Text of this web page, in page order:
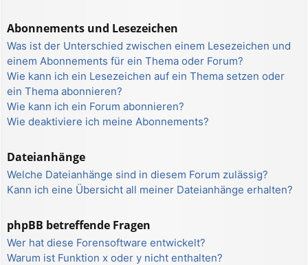
Abonnements und Lesezeichen
Was ist der Unterschied zwischen einem Lesezeichen und
einem Abonnements für ein Thema oder Forum?
Wie kann ich ein Lesezeichen auf ein Thema setzen oder
ein Thema abonnieren?
Wie kann ich ein Forum abonnieren?
Wie deaktiviere ich meine Abonnements?
Dateianhänge
Welche Dateianhänge sind in diesem Forum zulässig?
Kann ich eine Übersicht all meiner Dateianhänge erhalten?
phpBB betreffende Fragen
Wer hat diese Forensoftware entwickelt?
Warum ist Funktion x oder y nicht enthalten?